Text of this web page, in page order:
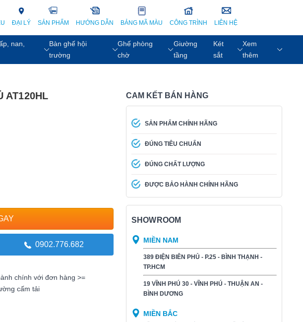
ĐẠI LÝ SẢN PHẨM HƯỚNG DẪN BẢNG MÃ MÀU CÔNG TRÌNH LIÊN HỆ
nan,
Bàn ghế hội
trường
Ghế phòng
chờ
Giường
tầng
Két
sắt
Xem
thêm
AT120HL
0902.776.682
chính với đơn hàng >=
cấm tải
CAM KẾT BÁN HÀNG
SẢN PHẨM CHÍNH HÃNG
ĐÚNG TIÊU CHUẨN
ĐÚNG CHẤT LƯỢNG
ĐƯỢC BẢO HÀNH CHÍNH HÃNG
SHOWROOM
MIỀN NAM
389 ĐIỆN BIÊN PHỦ - P.25 - BÌNH THẠNH -
TP.HCM
19 VĨNH PHÚ 30 - VĨNH PHÚ - THUẬN AN -
BÌNH DƯƠNG​
MIỀN BẮC